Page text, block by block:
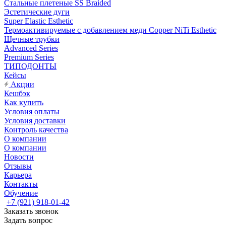
Стальные плетеные SS Braided
Эстетические дуги
Super Elastic Esthetic
Термоактивируемые с добавлением меди Copper NiTi Esthetic
Щечные трубки
Advanced Series
Premium Series
ТИПОДОНТЫ
Кейсы
Акции
Кешбэк
Как купить
Условия оплаты
Условия доставки
Контроль качества
О компании
О компании
Новости
Отзывы
Карьера
Контакты
Обучение
+7 (921) 918-01-42
Заказать звонок
Задать вопрос